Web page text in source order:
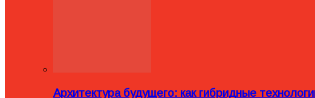
Архитектура будущего: как гибридные